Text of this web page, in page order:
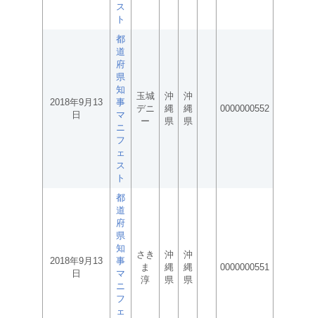
ス
ト
2018年9月13
日
都
道
府
県
知
事
マ
ニ
フ
ェ
ス
ト
玉城
デニ
ー
沖
縄
県
沖
縄
県
0000000552
2018年9月13
日
都
道
府
県
知
事
マ
ニ
フ
ェ
さき
ま
淳
沖
縄
県
沖
縄
県
0000000551